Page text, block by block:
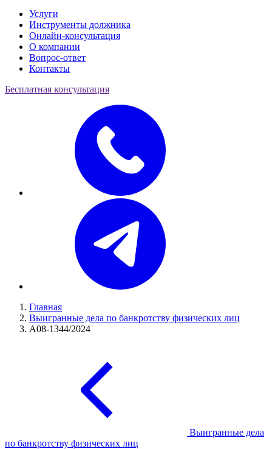
Услуги
Инструменты должника
Онлайн-консультация
О компании
Вопрос-ответ
Контакты
Бесплатная консультация
Главная
Выигранные дела по банкротству физических лиц
А08-1344/2024
Выигранные дела
по банкротству физических лиц